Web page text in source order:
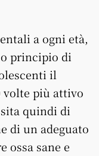
a ogni età,
principio di
il
volte più attivo
quindi di
di un adeguato
ossa sane e